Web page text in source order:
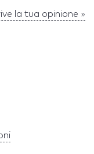
la tua opinione »